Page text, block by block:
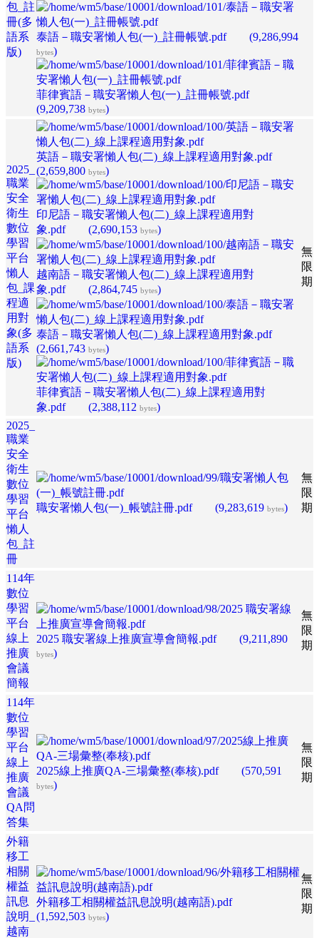
包_註
冊(多
語系
版)
泰語－職安署懶人包(一)_註冊帳號.pdf (9,286,994
bytes)
菲律賓語－職安署懶人包(一)_註冊帳號.pdf
(9,209,738 bytes)
2025_
職業
安全
衛生
數位
學習
平台
懶人
包_課
程適
用對
象(多
語系
版)
英語－職安署懶人包(二)_線上課程適用對象.pdf
(2,659,800 bytes)
印尼語－職安署懶人包(二)_線上課程適用對
象.pdf (2,690,153 bytes)
越南語－職安署懶人包(二)_線上課程適用對
象.pdf (2,864,745 bytes)
泰語－職安署懶人包(二)_線上課程適用對象.pdf
(2,661,743 bytes)
菲律賓語－職安署懶人包(二)_線上課程適用對
象.pdf (2,388,112 bytes)
無
限
期
2025_
職業
安全
衛生
數位
學習
平台
懶人
包_註
冊
職安署懶人包(一)_帳號註冊.pdf (9,283,619 bytes)
無
限
期
114年
數位
學習
平台
線上
推廣
會議
簡報
2025 職安署線上推廣宣導會簡報.pdf (9,211,890
bytes)
無
限
期
114年
數位
學習
平台
線上
推廣
會議
QA問
答集
2025線上推廣QA-三場彙整(奉核).pdf (570,591
bytes)
無
限
期
外籍
移工
相關
權益
訊息
說明_
越南
外籍移工相關權益訊息說明(越南語).pdf
(1,592,503 bytes)
無
限
期